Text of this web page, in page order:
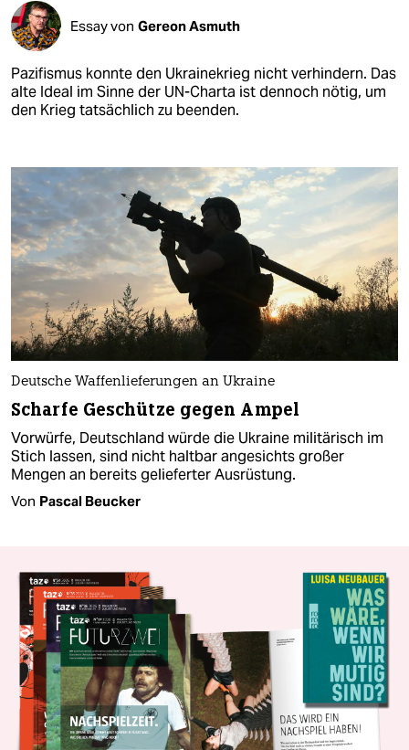
Essay von Gereon Asmuth
Pazifismus konnte den Ukrainekrieg nicht verhindern. Das
alte Ideal im Sinne der UN-Charta ist dennoch nötig, um
den Krieg tatsächlich zu beenden.
Deutsche Waffenlieferungen an Ukraine
Scharfe Geschütze gegen Ampel
Vorwürfe, Deutschland würde die Ukraine militärisch im
Stich lassen, sind nicht haltbar angesichts großer
Mengen an bereits gelieferter Ausrüstung.
Von Pascal Beucker